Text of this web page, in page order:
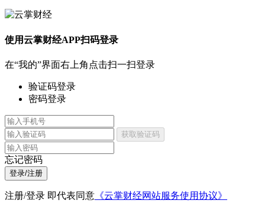
使用云掌财经APP扫码登录
在“我的”界面右上角点击扫一扫登录
验证码登录
密码登录
获取验证码
忘记密码
登录/注册
注册/登录 即代表同意 《云掌财经网站服务使用协议》